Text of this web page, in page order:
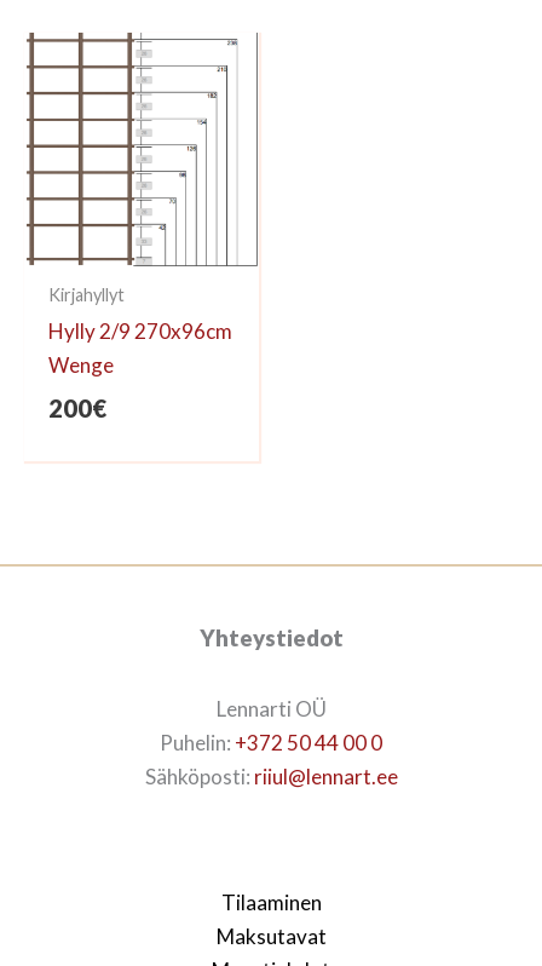
Kirjahyllyt
Hylly 2/9 270x96cm
Wenge
200€
Yhteystiedot
Lennarti OÜ
Puhelin: +372 50 44 00 0
Sähköposti: riiul@lennart.ee
Tilaaminen
Maksutavat